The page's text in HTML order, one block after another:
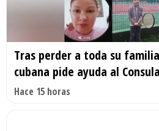
Tras perder a toda su
cubana pide ayuda al
Hace 15 horas